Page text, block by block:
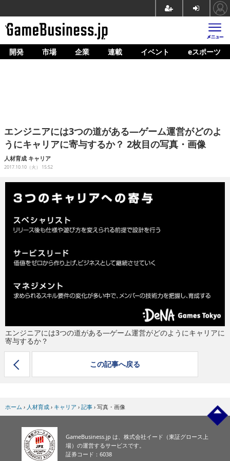
ホーム
企業動向
人材育成
連載
イベント/セミナー
開発 市場 企業 連載 イベント eスポーツ
エンジニアには3つの道がある―ゲーム運営がどのよ
うにキャリアに寄与するか？ 2枚目の写真・画像
人材育成 キャリア
2017.10.10（火） 15:52
エンジニアには3つの道がある―ゲーム運営がどのようにキャリアに
寄与するか？
この記事へ戻る
ホーム › 人材育成 › キャリア › 記事 › 写真・画像
GameBusiness.jp は、株式会社イード（東証グロース上
場）の運営するサービスです。
証券コード：6038